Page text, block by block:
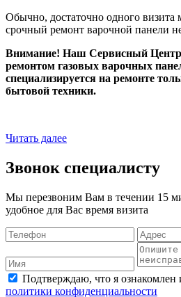
Обычно, достаточно одного визита
срочный ремонт варочной панели
Внимание! Наш Сервисный Центр
ремонтом газовых варочных
специализируется на ремонте
бытовой техники.
Читать далее
Звонок специалисту
Мы перезвоним Вам в течении 15
удобное для Вас время визита
Подтверждаю, что я ознакомлен
политики конфиденциальности